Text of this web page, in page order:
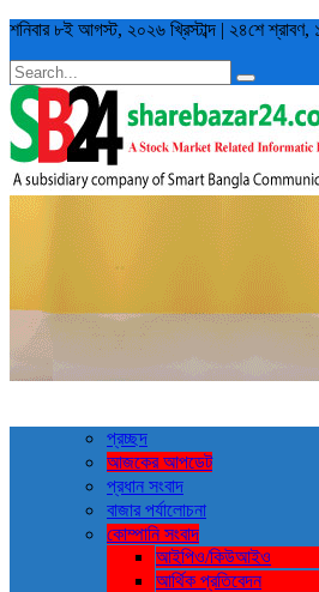
শনিবার ৮ই আগস্ট, ২০২৬ খ্রিস্টাব্দ | ২৪শে শ্রাবণ,
প্রচ্ছদ
আজকের আপডেট
প্রধান সংবাদ
বাজার পর্যালোচনা
কোম্পানি সংবাদ
আইপিও/কিউআইও
আর্থিক প্রতিবেদন